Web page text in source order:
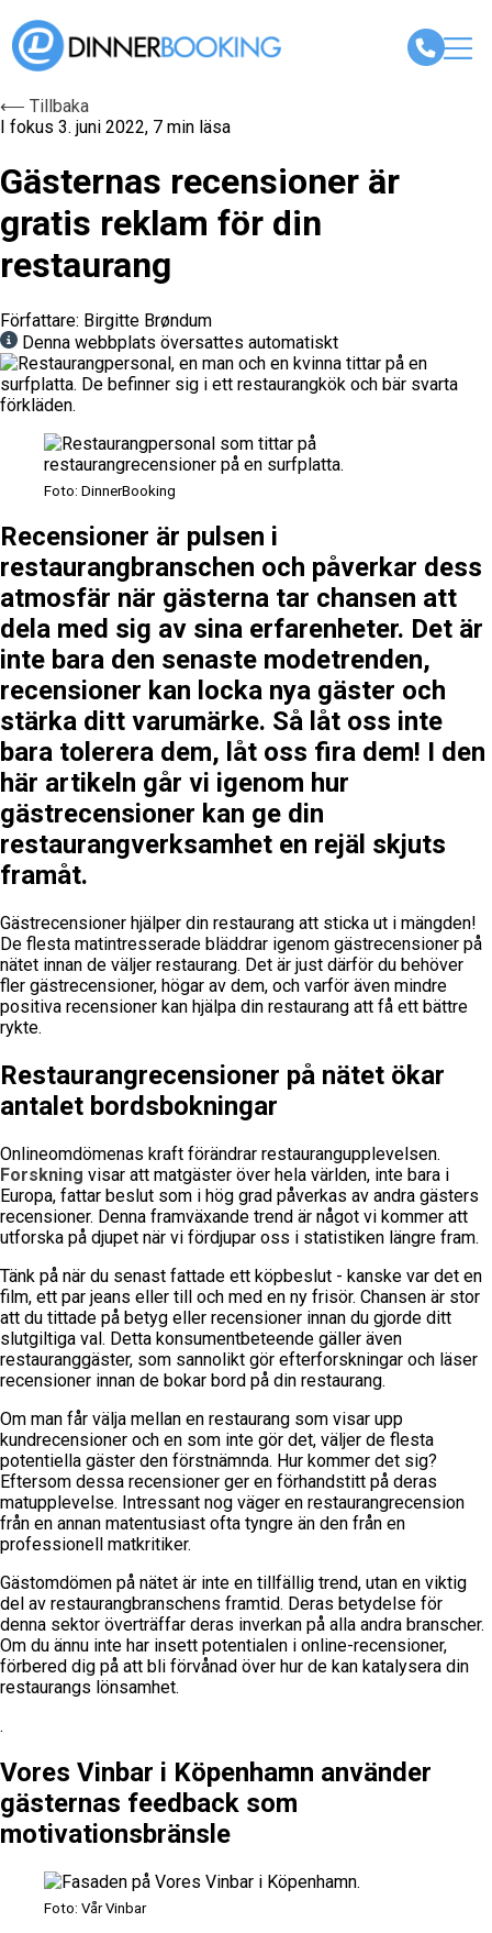
⟵ Tillbaka
I fokus 3. juni 2022, 7 min läsa
Gästernas recensioner är
gratis reklam för din
restaurang
Författare: Birgitte Brøndum
Denna webbplats översattes automatiskt
Foto: DinnerBooking
Recensioner är pulsen i
restaurangbranschen och påverkar dess
atmosfär när gästerna tar chansen att
dela med sig av sina erfarenheter. Det är
inte bara den senaste modetrenden,
recensioner kan locka nya gäster och
stärka ditt varumärke. Så låt oss inte
bara tolerera dem, låt oss fira dem! I den
här artikeln går vi igenom hur
gästrecensioner kan ge din
restaurangverksamhet en rejäl skjuts
framåt.
Gästrecensioner hjälper din restaurang att sticka ut i mängden!
De flesta matintresserade bläddrar igenom gästrecensioner på
nätet innan de väljer restaurang. Det är just därför du behöver
fler gästrecensioner, högar av dem, och varför även mindre
positiva recensioner kan hjälpa din restaurang att få ett bättre
rykte.
Restaurangrecensioner på nätet ökar
antalet bordsbokningar
Onlineomdömenas kraft förändrar restaurangupplevelsen.
Forskning visar att matgäster över hela världen, inte bara i
Europa, fattar beslut som i hög grad påverkas av andra gästers
recensioner. Denna framväxande trend är något vi kommer att
utforska på djupet när vi fördjupar oss i statistiken längre fram.
Tänk på när du senast fattade ett köpbeslut - kanske var det en
film, ett par jeans eller till och med en ny frisör. Chansen är stor
att du tittade på betyg eller recensioner innan du gjorde ditt
slutgiltiga val. Detta konsumentbeteende gäller även
restauranggäster, som sannolikt gör efterforskningar och läser
recensioner innan de bokar bord på din restaurang.
Om man får välja mellan en restaurang som visar upp
kundrecensioner och en som inte gör det, väljer de flesta
potentiella gäster den förstnämnda. Hur kommer det sig?
Eftersom dessa recensioner ger en förhandstitt på deras
matupplevelse. Intressant nog väger en restaurangrecension
från en annan matentusiast ofta tyngre än den från en
professionell matkritiker.
Gästomdömen på nätet är inte en tillfällig trend, utan en viktig
del av restaurangbranschens framtid. Deras betydelse för
denna sektor överträffar deras inverkan på alla andra branscher.
Om du ännu inte har insett potentialen i online-recensioner,
förbered dig på att bli förvånad över hur de kan katalysera din
restaurangs lönsamhet.
.
Vores Vinbar i Köpenhamn använder
gästernas feedback som
motivationsbränsle
Foto: Vår Vinbar